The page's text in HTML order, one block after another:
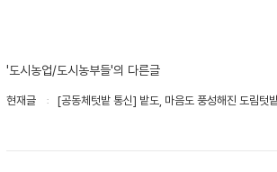
'도시농업/도시농부들'의 다른글
현재글 [공동체텃밭 통신] 밭도, 마음도 풍성해진 도림텃